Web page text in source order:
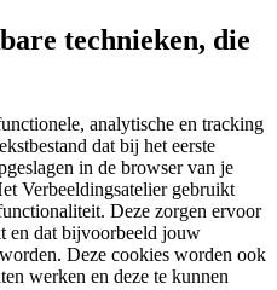
technieken, die
analytische en tracking
dat bij het eerste
in de browser van je
Verbeeldingsatelier gebruikt
Deze zorgen ervoor
en dat bijvoorbeeld jouw
Deze cookies worden ook
werken en deze te kunnen